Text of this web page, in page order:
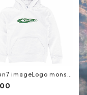
imageLogo monst
ッズパーカー ホワイ